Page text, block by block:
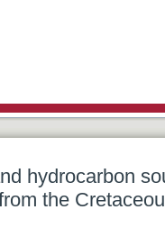
assessment
hydrocarbon
the